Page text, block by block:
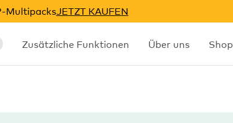
MultipacksJETZT KAUFEN
Zusätzliche Funktionen Über uns Shop